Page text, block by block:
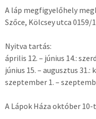
A láp megfigyelőhely
Szőce, Kölcsey utca 0159/
Nyitva tartás:
április 12. – június 14.:
június 15. – augusztus 31.:
szeptember 1. –
A Lápok Háza október